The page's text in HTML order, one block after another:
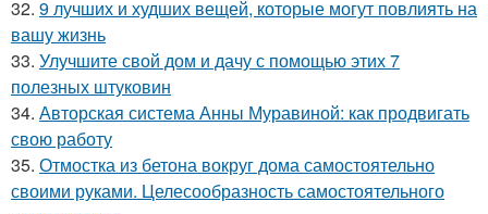
32. 9 лучших и худших вещей, которые могут повлиять на
вашу жизнь
33. Улучшите свой дом и дачу с помощью этих 7
полезных штуковин
34. Авторская система Анны Муравиной: как продвигать
свою работу
35. Отмостка из бетона вокруг дома самостоятельно
своими руками. Целесообразность самостоятельного